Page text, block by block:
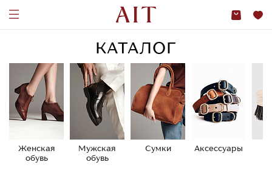
КАТАЛОГ
Женская
обувь
Мужская
обувь
Сумки Аксессуары